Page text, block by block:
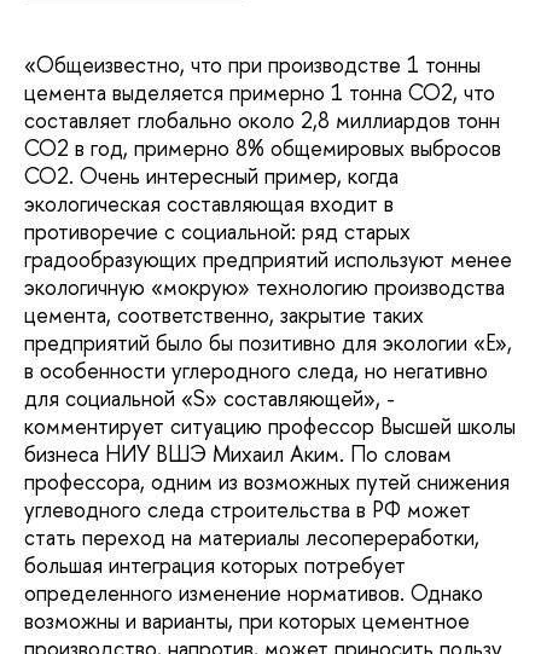
«Общеизвестно, что при производстве 1 тонны
цемента выделяется примерно 1 тонна СО2, что
составляет глобально около 2,8 миллиардов тонн
СО2 в год, примерно 8% общемировых выбросов
СО2. Очень интересный пример, когда
экологическая составляющая входит в
противоречие с социальной: ряд старых
градообразующих предприятий используют менее
экологичную «мокрую» технологию производства
цемента, соответственно, закрытие таких
предприятий было бы позитивно для экологии «E»,
в особенности углеродного следа, но негативно
для социальной «S» составляющей», -
комментирует ситуацию профессор Высшей школы
бизнеса НИУ ВШЭ Михаил Аким. По словам
профессора, одним из возможных путей снижения
углеводного следа строительства в РФ может
стать переход на материалы лесопереработки,
большая интеграция которых потребует
определенного изменение нормативов. Однако
возможны и варианты, при которых цементное